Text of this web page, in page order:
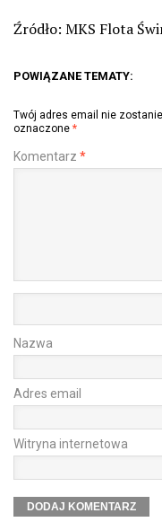
Źródło: MKS Flota
POWIĄZANE TEMATY:
Twój adres email nie
oznaczone *
Komentarz *
Nazwa
Adres email
Witryna internetowa